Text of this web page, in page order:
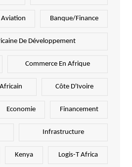
Aviation Banque/Finance
De Développement
Commerce En Afrique
Côte D'Ivoire
Economie Financement
Infrastructure
Kenya Logis-T Africa